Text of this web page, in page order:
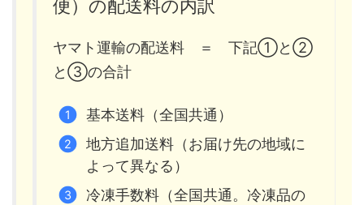
便）の配送料の内訳
ヤマト運輸の配送料 ＝ 下記①と②
と③の合計
基本送料（全国共通）
地方追加送料（お届け先の地域に
よって異なる）
冷凍手数料（全国共通。冷凍品の